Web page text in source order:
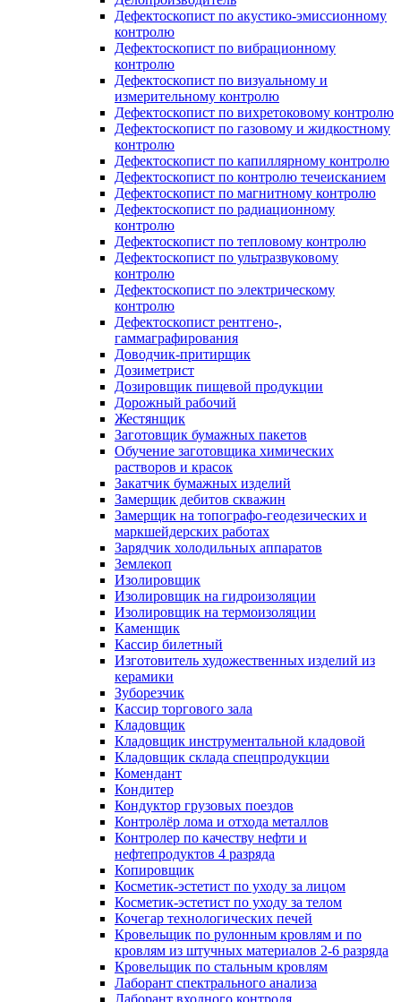
Дефектоскопист по акустико-эмиссионному
контролю
Дефектоскопист по вибрационному
контролю
Дефектоскопист по визуальному и
измерительному контролю
Дефектоскопист по вихретоковому контролю
Дефектоскопист по газовому и жидкостному
контролю
Дефектоскопист по капиллярному контролю
Дефектоскопист по контролю течеисканием
Дефектоскопист по магнитному контролю
Дефектоскопист по радиационному
контролю
Дефектоскопист по тепловому контролю
Дефектоскопист по ультразвуковому
контролю
Дефектоскопист по электрическому
контролю
Дефектоскопист рентгено-,
гаммаграфирования
Доводчик-притирщик
Дозиметрист
Дозировщик пищевой продукции
Дорожный рабочий
Жестянщик
Заготовщик бумажных пакетов
Обучение заготовщика химических
растворов и красок
Закатчик бумажных изделий
Замерщик дебитов скважин
Замерщик на топографо-геодезических и
маркшейдерских работах
Зарядчик холодильных аппаратов
Землекоп
Изолировщик
Изолировщик на гидроизоляции
Изолировщик на термоизоляции
Каменщик
Кассир билетный
Изготовитель художественных изделий из
керамики
Зуборезчик
Кассир торгового зала
Кладовщик
Кладовщик инструментальной кладовой
Кладовщик склада спецпродукции
Комендант
Кондитер
Кондуктор грузовых поездов
Контролёр лома и отхода металлов
Контролер по качеству нефти и
нефтепродуктов 4 разряда
Копировщик
Косметик-эстетист по уходу за лицом
Косметик-эстетист по уходу за телом
Кочегар технологических печей
Кровельщик по рулонным кровлям и по
кровлям из штучных материалов 2-6 разряда
Кровельщик по стальным кровлям
Лаборант спектрального анализа
Лаборант входного контроля